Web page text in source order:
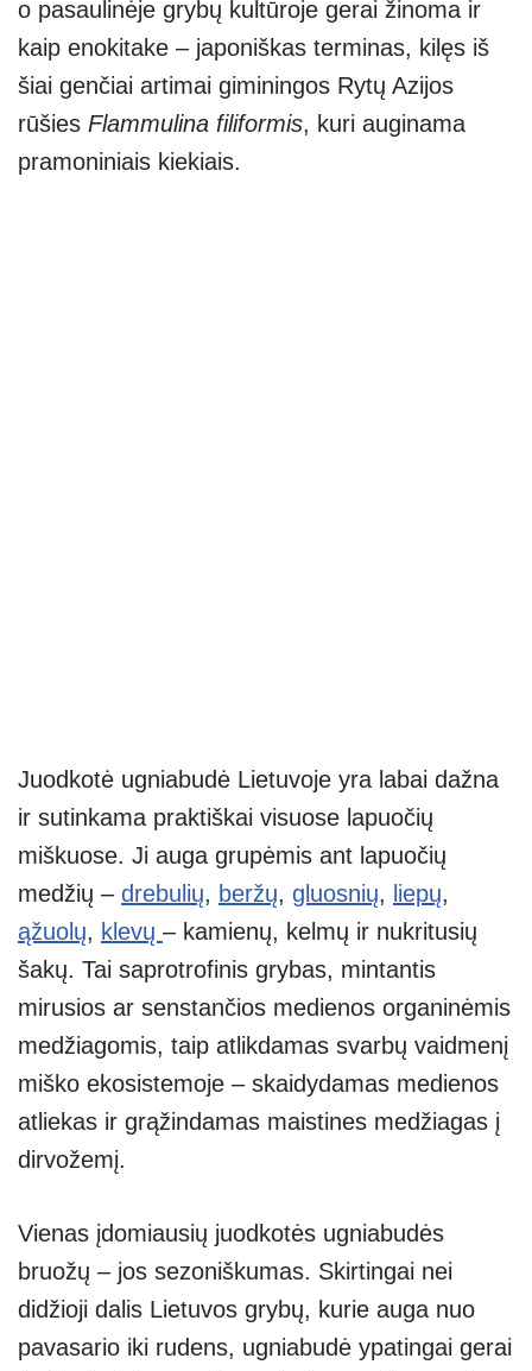
o pasaulinėje grybų kultūroje gerai žinoma ir
kaip enokitake – japoniškas terminas, kilęs iš
šiai genčiai artimai giminingos Rytų Azijos
rūšies Flammulina filiformis, kuri auginama
pramoniniais kiekiais.
Juodkotė ugniabudė Lietuvoje yra labai dažna
ir sutinkama praktiškai visuose lapuočių
miškuose. Ji auga grupėmis ant lapuočių
medžių – drebulių, beržų, gluosnių, liepų,
ąžuolų, klevų – kamienų, kelmų ir nukritusių
šakų. Tai saprotrofinis grybas, mintantis
mirusios ar senstančios medienos organinėmis
medžiagomis, taip atlikdamas svarbų vaidmenį
miško ekosistemoje – skaidydamas medienos
atliekas ir grąžindamas maistines medžiagas į
dirvožemį.
Vienas įdomiausių juodkotės ugniabudės
bruožų – jos sezoniškumas. Skirtingai nei
didžioji dalis Lietuvos grybų, kurie auga nuo
pavasario iki rudens, ugniabudė ypatingai gerai